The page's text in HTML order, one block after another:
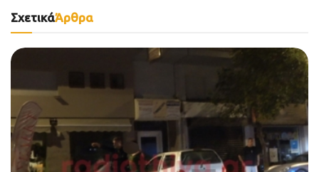
ΣχετικάΆρθρα